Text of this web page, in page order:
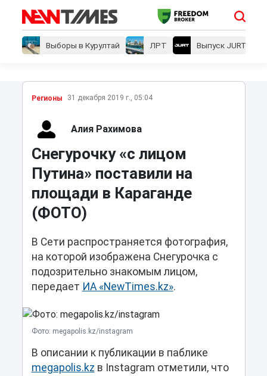
Выборы в Курултай ЛРТ Выпуск JURT
Регионы 31 декабря 2019 г., 05:04
Алия Рахимова
Снегурочку «с лицом
Путина» поставили на
площади в Караганде
(ФОТО)
В Сети распространяется фотография,
на которой изображена Снегурочка с
подозрительно знакомым лицом,
передает ИА «NewTimes.kz».
Фото: megapolis.kz/instagram
В описании к публикации в паблике
megapolis.kz в Instagram отметили, что